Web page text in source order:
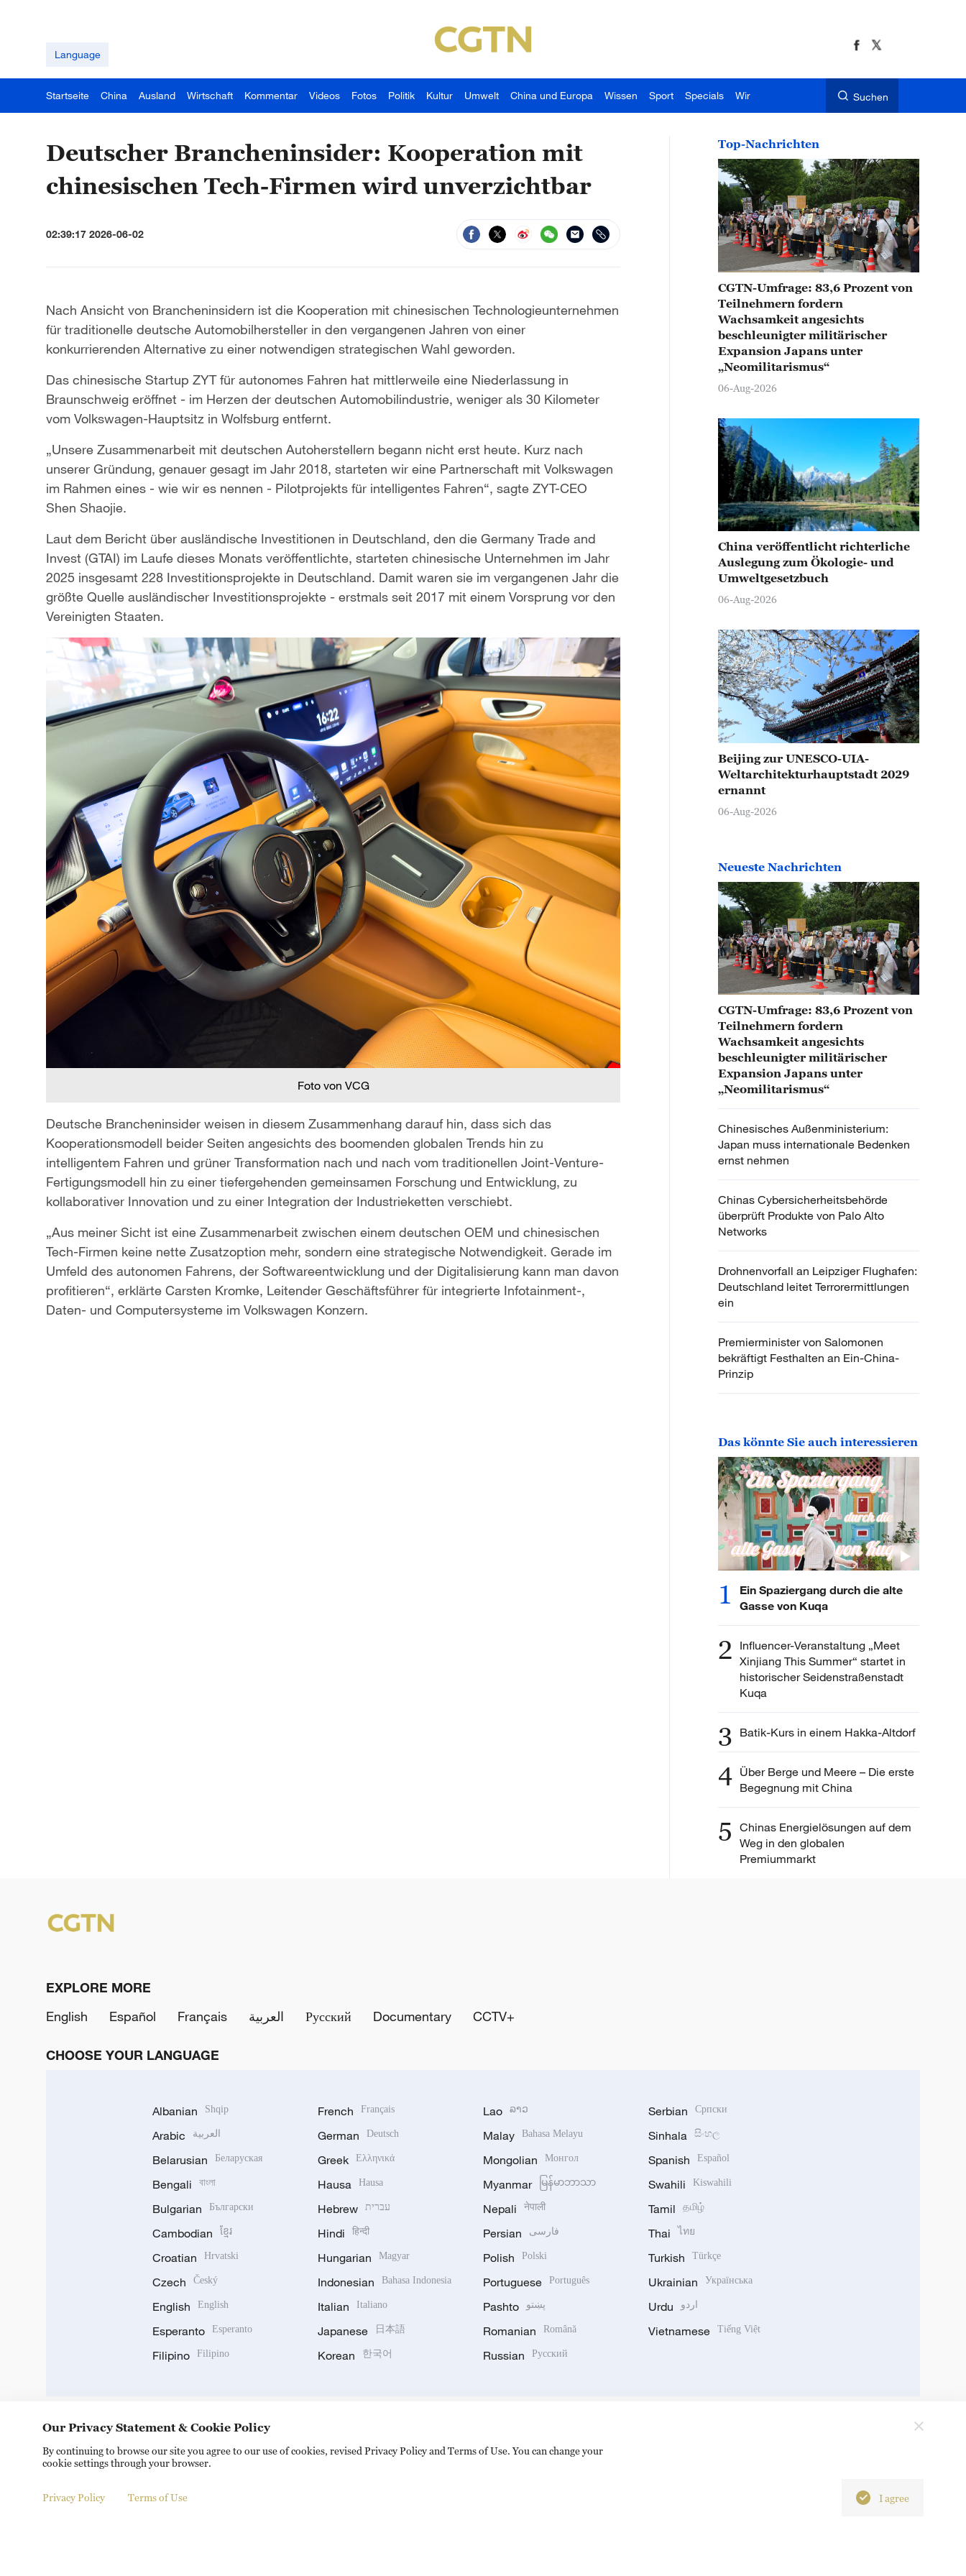
Language
Startseite China Ausland Wirtschaft Kommentar Videos Fotos Politik Kultur Umwelt China und Europa Wissen Sport Specials Wir Suchen
Deutscher Brancheninsider: Kooperation mit
chinesischen Tech-Firmen wird unverzichtbar
02:39:17 2026-06-02
Nach Ansicht von Brancheninsidern ist die Kooperation mit chinesischen Technologieunternehmen
für traditionelle deutsche Automobilhersteller in den vergangenen Jahren von einer
konkurrierenden Alternative zu einer notwendigen strategischen Wahl geworden.
Das chinesische Startup ZYT für autonomes Fahren hat mittlerweile eine Niederlassung in
Braunschweig eröffnet - im Herzen der deutschen Automobilindustrie, weniger als 30 Kilometer
vom Volkswagen-Hauptsitz in Wolfsburg entfernt.
„Unsere Zusammenarbeit mit deutschen Autoherstellern begann nicht erst heute. Kurz nach
unserer Gründung, genauer gesagt im Jahr 2018, starteten wir eine Partnerschaft mit Volkswagen
im Rahmen eines - wie wir es nennen - Pilotprojekts für intelligentes Fahren“, sagte ZYT-CEO
Shen Shaojie.
Laut dem Bericht über ausländische Investitionen in Deutschland, den die Germany Trade and
Invest (GTAI) im Laufe dieses Monats veröffentlichte, starteten chinesische Unternehmen im Jahr
2025 insgesamt 228 Investitionsprojekte in Deutschland. Damit waren sie im vergangenen Jahr die
größte Quelle ausländischer Investitionsprojekte - erstmals seit 2017 mit einem Vorsprung vor den
Vereinigten Staaten.
Foto von VCG
Deutsche Brancheninsider weisen in diesem Zusammenhang darauf hin, dass sich das
Kooperationsmodell beider Seiten angesichts des boomenden globalen Trends hin zu
intelligentem Fahren und grüner Transformation nach und nach vom traditionellen Joint-Venture-
Fertigungsmodell hin zu einer tiefergehenden gemeinsamen Forschung und Entwicklung, zu
kollaborativer Innovation und zu einer Integration der Industrieketten verschiebt.
„Aus meiner Sicht ist eine Zusammenarbeit zwischen einem deutschen OEM und chinesischen
Tech-Firmen keine nette Zusatzoption mehr, sondern eine strategische Notwendigkeit. Gerade im
Umfeld des autonomen Fahrens, der Softwareentwicklung und der Digitalisierung kann man davon
profitieren“, erklärte Carsten Kromke, Leitender Geschäftsführer für integrierte Infotainment-,
Daten- und Computersysteme im Volkswagen Konzern.
Top-Nachrichten
CGTN-Umfrage: 83,6 Prozent von
Teilnehmern fordern
Wachsamkeit angesichts
beschleunigter militärischer
Expansion Japans unter
„Neomilitarismus“
06-Aug-2026
China veröffentlicht richterliche
Auslegung zum Ökologie- und
Umweltgesetzbuch
06-Aug-2026
Beijing zur UNESCO-UIA-
Weltarchitekturhauptstadt 2029
ernannt
06-Aug-2026
Neueste Nachrichten
CGTN-Umfrage: 83,6 Prozent von
Teilnehmern fordern
Wachsamkeit angesichts
beschleunigter militärischer
Expansion Japans unter
„Neomilitarismus“
Chinesisches Außenministerium:
Japan muss internationale Bedenken
ernst nehmen
Chinas Cybersicherheitsbehörde
überprüft Produkte von Palo Alto
Networks
Drohnenvorfall an Leipziger Flughafen:
Deutschland leitet Terrorermittlungen
ein
Premierminister von Salomonen
bekräftigt Festhalten an Ein-China-
Prinzip
Das könnte Sie auch interessieren
1
Ein Spaziergang durch die alte
Gasse von Kuqa
2 Influencer-Veranstaltung „Meet
Xinjiang This Summer“ startet in
historischer Seidenstraßenstadt
Kuqa
3 Batik-Kurs in einem Hakka-Altdorf
4 Über Berge und Meere – Die erste
Begegnung mit China
5 Chinas Energielösungen auf dem
Weg in den globalen
Premiummarkt
EXPLORE MORE
English
Español Français العربية Русский Documentary CCTV+
CHOOSE YOUR LANGUAGE
Albanian Shqip
Arabic العربية
Belarusian Беларуская
Bengali বাংলা
Bulgarian Български
Cambodian ខ្មែរ
Croatian Hrvatski
Czech Český
English English
Esperanto Esperanto
Filipino Filipino
French Français
German Deutsch
Greek Ελληνικά
Hausa Hausa
Hebrew עברית
Hindi हिन्दी
Hungarian Magyar
Indonesian Bahasa Indonesia
Italian Italiano
Japanese 日本語
Korean 한국어
Lao ລາວ
Malay Bahasa Melayu
Mongolian Монгол
Myanmar မြန်မာဘာသာ
Nepali नेपाली
Persian فارسی
Polish Polski
Portuguese Português
Pashto پښتو
Romanian Română
Russian Русский
Serbian Српски
Sinhala සිංහල
Spanish Español
Swahili Kiswahili
Tamil தமிழ்
Thai ไทย
Turkish Türkçe
Ukrainian Українська
Urdu اردو
Vietnamese Tiếng Việt
DOWNLOAD OUR APP
Our Privacy Statement & Cookie Policy
By continuing to browse our site you agree to our use of cookies, revised Privacy Policy and Terms of Use. You can change your
cookie settings through your browser.
Privacy Policy Terms of Use I agree